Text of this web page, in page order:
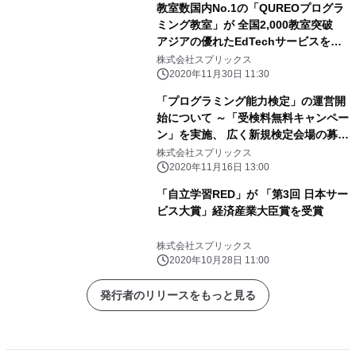
教室数国内No.1の「QUREOプログラ
ミング教室」が 全国2,000教室突破
アジアの優れたEdTechサービスを表
彰する 第1回Global e-Learning
Award受賞
株式会社スプリックス
2020年11月30日 11:30
「プログラミング能力検定」の運営開
始について ～「受検料無料キャンペー
ン」を実施、 広く新規検定会場の募集
もスタート～
株式会社スプリックス
2020年11月16日 13:00
「自立学習RED」が 「第3回 日本サー
ビス大賞」経済産業大臣賞を受賞
株式会社スプリックス
2020年10月28日 11:00
発行者のリリースをもっと見る